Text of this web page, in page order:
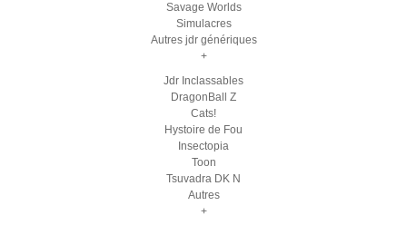
Savage Worlds
Simulacres
Autres jdr génériques
+
Jdr Inclassables
DragonBall Z
Cats!
Hystoire de Fou
Insectopia
Toon
Tsuvadra DK N
Autres
+